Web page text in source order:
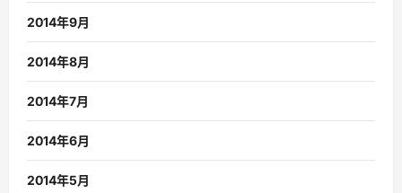
2014年9月
2014年8月
2014年7月
2014年6月
2014年5月